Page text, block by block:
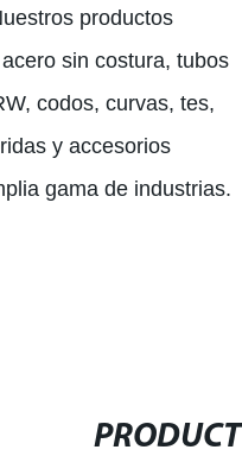
productos
sin costura, tubos
codos, curvas, tes,
y accesorios
gama de industrias.